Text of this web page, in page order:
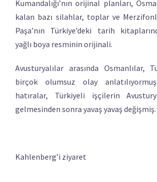
Kumandalığı’nın orijinal planları,
kalan bazı silahlar, toplar ve
Paşa’nın Türkiye’deki tarih
yağlı boya resminin orijinali.
Avusturyalılar arasında Osmanlılar,
birçok olumsuz olay
hatıralar, Türkiyeli işçilerin
gelmesinden sonra yavaş yavaş değişmiş.
Kahlenberg’i ziyaret